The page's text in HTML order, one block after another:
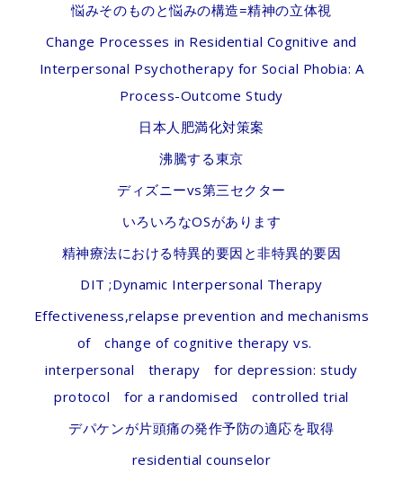
悩みそのものと悩みの構造=精神の立体視
Change Processes in Residential Cognitive and
Interpersonal Psychotherapy for Social Phobia: A
Process-Outcome Study
日本人肥満化対策案
沸騰する東京
ディズニーvs第三セクター
いろいろなOSがあります
精神療法における特異的要因と非特異的要因
DIT ;Dynamic Interpersonal Therapy
Effectiveness,relapse prevention and mechanisms
of change of cognitive therapy vs.
interpersonal therapy for depression: study
protocol for a randomised controlled trial
デパケンが片頭痛の発作予防の適応を取得
residential counselor